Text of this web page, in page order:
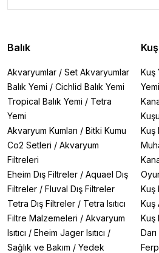
Balık
Akvaryumlar / Set Akvaryumlar
Balık Yemi / Cichlid Balık Yemi
Tropical Balık Yemi / Tetra
Yemi
Akvaryum Kumları / Bitki Kumu
Co2 Setleri / Akvaryum
Filtreleri
Eheim Dış Filtreler / Aquael Dış
Filtreler / Fluval Dış Filtreler
Tetra Dış Filtreler / Tetra Isıtıcı
Filtre Malzemeleri / Akvaryum
Isıtıcı / Eheim Jager Isıtıcı /
Sağlık ve Bakım / Yedek
Kuş
Kuş
Yemi
Kuş
Kuş
Kuş
Kuş
Darı